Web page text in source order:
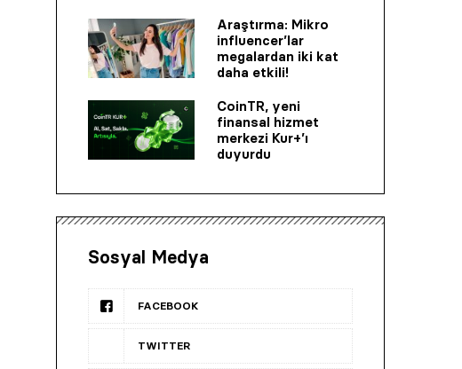
Araştırma: Mikro
influencer’lar
megalardan iki kat
daha etkili!
CoinTR, yeni
finansal hizmet
merkezi Kur+’ı
duyurdu
Sosyal Medya
FACEBOOK
TWITTER